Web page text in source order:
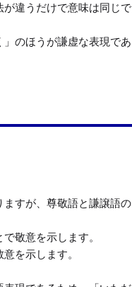
が違うだけで意味は同じで
のほうが謙虚な表現であ
ますが、尊敬語と謙譲語の
敬意を示します。
を示します。